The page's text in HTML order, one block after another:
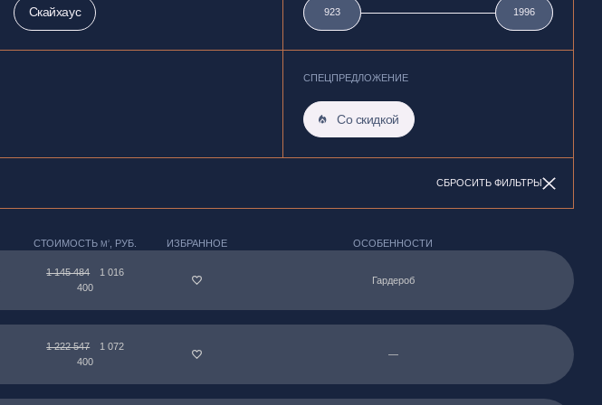
Скайхаус 923 1996
923 1996
СПЕЦПРЕДЛОЖЕНИЕ
Со скидкой
СБРОСИТЬ ФИЛЬТРЫ
СТОИМОСТЬМ2 , РУБ. ИЗБРАННОЕ ОСОБЕННОСТИ
1 145 484
1 016
400
Гардероб
1 222 547
1 072
400
—